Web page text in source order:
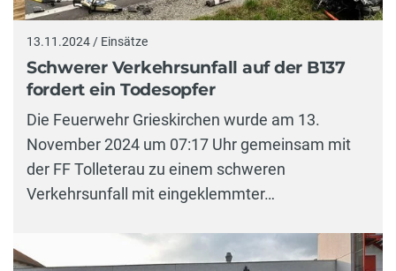
13.11.2024 / Einsätze
Schwerer Verkehrsunfall auf der B137
fordert ein Todesopfer
Die Feuerwehr Grieskirchen wurde am 13.
November 2024 um 07:17 Uhr gemeinsam mit
der FF Tolleterau zu einem schweren
Verkehrsunfall mit eingeklemmter…